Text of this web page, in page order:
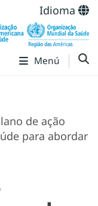
Idioma
Menú
de ação
para abordar